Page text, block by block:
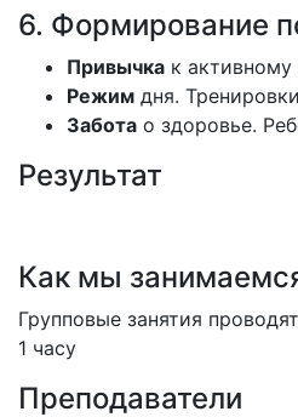
6. Формирование
Привычка к активному
Режим дня. Тренировки
Забота о здоровье.
Результат
Как мы
Групповые занятия
1 часу
Преподаватели